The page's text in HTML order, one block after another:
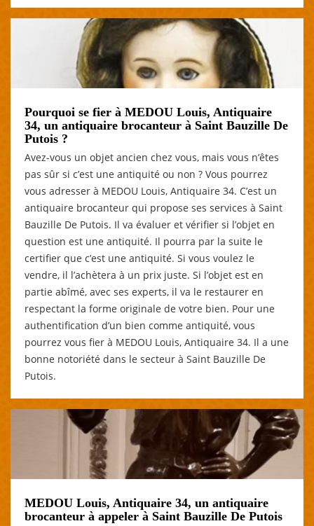
Pourquoi se fier à MEDOU Louis, Antiquaire
34, un antiquaire brocanteur à Saint Bauzille De
Putois ?
Avez-vous un objet ancien chez vous, mais vous n’êtes
pas sûr si c’est une antiquité ou non ? Vous pourrez
vous adresser à MEDOU Louis, Antiquaire 34. C’est un
antiquaire brocanteur qui propose ses services à Saint
Bauzille De Putois. Il va évaluer et vérifier si l’objet en
question est une antiquité. Il pourra par la suite le
certifier que c’est une antiquité. Si vous voulez le
vendre, il l’achètera à un prix juste. Si l’objet est en
partie abîmé, avec ses experts, il va le restaurer en
respectant la forme originale de votre bien. Pour une
authentification d’un bien comme antiquité, vous
pourrez vous fier à MEDOU Louis, Antiquaire 34. Il a une
bonne notoriété dans le secteur à Saint Bauzille De
Putois.
MEDOU Louis, Antiquaire 34, un antiquaire
brocanteur à appeler à Saint Bauzille De Putois